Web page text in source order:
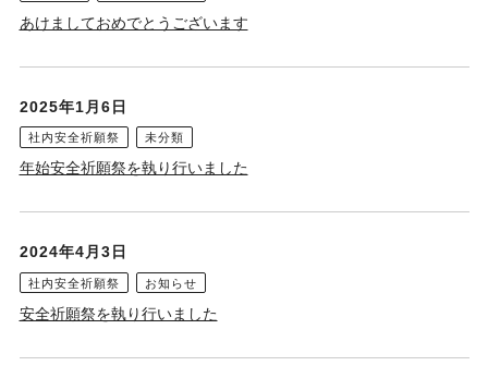
あけましておめでとうございます
2025年1月6日
社内安全祈願祭 未分類
年始安全祈願祭を執り行いました
2024年4月3日
社内安全祈願祭 お知らせ
安全祈願祭を執り行いました